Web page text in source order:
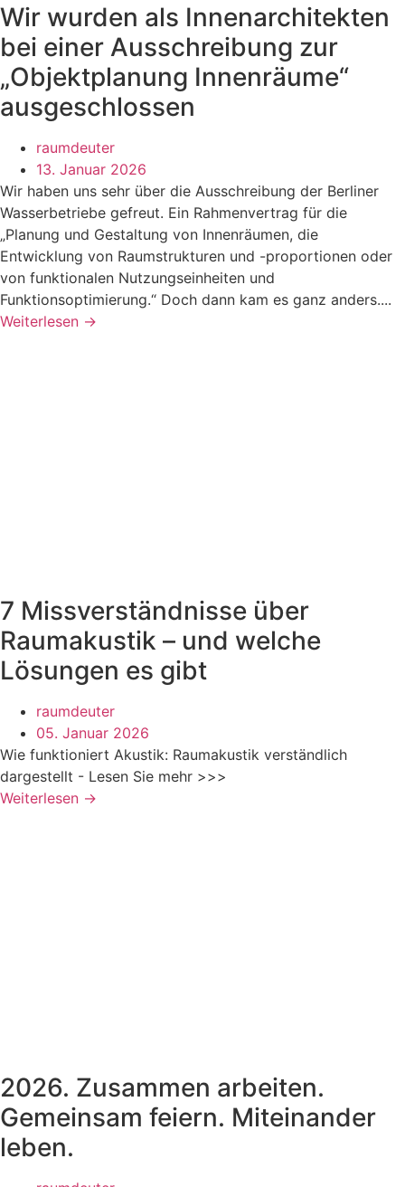
Wir wurden als Innenarchitekten
bei einer Ausschreibung zur
„Objektplanung Innenräume“
ausgeschlossen
raumdeuter
13. Januar 2026
Wir haben uns sehr über die Ausschreibung der Berliner
Wasserbetriebe gefreut. Ein Rahmenvertrag für die
„Planung und Gestaltung von Innenräumen, die
Entwicklung von Raumstrukturen und -proportionen oder
von funktionalen Nutzungseinheiten und
Funktionsoptimierung.“ Doch dann kam es ganz anders....
Weiterlesen →
7 Missverständnisse über
Raumakustik – und welche
Lösungen es gibt
raumdeuter
05. Januar 2026
Wie funktioniert Akustik: Raumakustik verständlich
dargestellt - Lesen Sie mehr >>>
Weiterlesen →
2026. Zusammen arbeiten.
Gemeinsam feiern. Miteinander
leben.